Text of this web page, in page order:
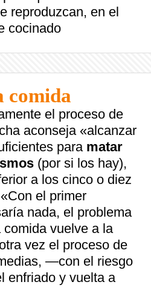
reproduzcan, en el
cocinado
comida
el proceso de
aconseja «alcanzar
para matar
(por si los hay),
a los cinco o diez
el primer
nada, el problema
vuelve a la
vez el proceso de
—con el riesgo
enfriado y vuelta a